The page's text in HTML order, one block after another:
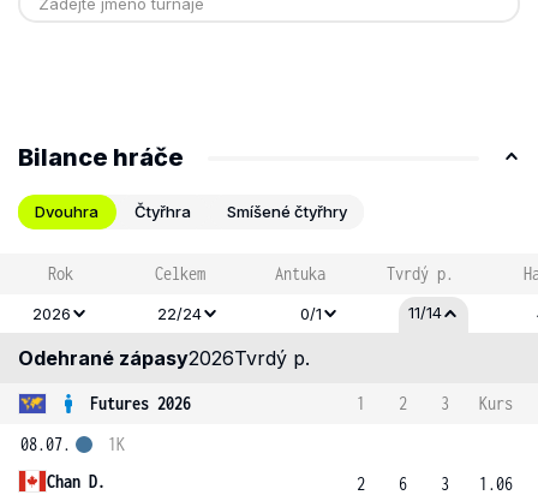
Bilance hráče
Dvouhra Čtyřhra Smíšené čtyřhry
Rok Celkem Antuka Tvrdý p.
2026 22/24 0/1 11/14
Odehrané zápasy2026Tvrdý p.
Futures 2026 1 2 3
Kurs
08.07.
Chan D.
1K
2
6
3
1.06